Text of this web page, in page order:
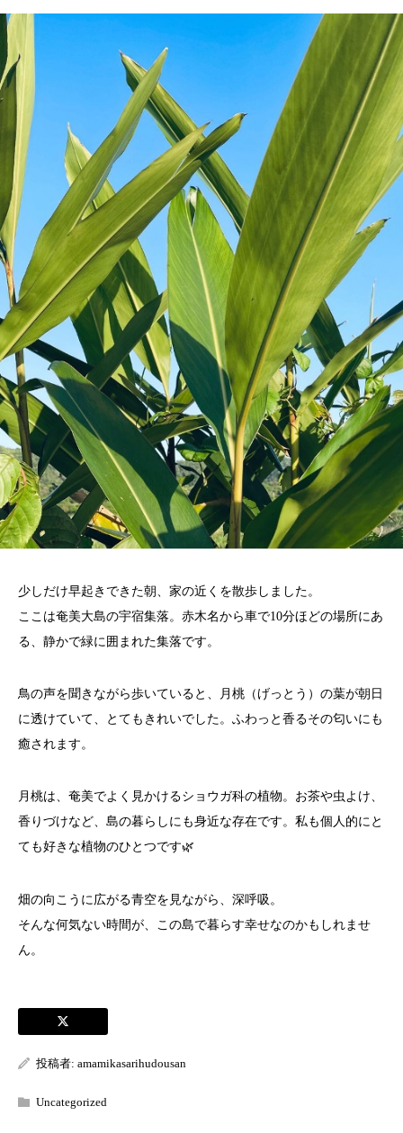
少しだけ早起きできた朝、家の近くを散歩しました。
ここは奄美大島の宇宿集落。赤木名から車で10分ほどの場所にあ
る、静かで緑に囲まれた集落です。
鳥の声を聞きながら歩いていると、月桃（げっとう）の葉が朝日
に透けていて、とてもきれいでした。ふわっと香るその匂いにも
癒されます。
月桃は、奄美でよく見かけるショウガ科の植物。お茶や虫よけ、
香りづけなど、島の暮らしにも身近な存在です。私も個人的にと
ても好きな植物のひとつです🌿
畑の向こうに広がる青空を見ながら、深呼吸。
そんな何気ない時間が、この島で暮らす幸せなのかもしれませ
ん。
投稿者: amamikasarihudousan
Uncategorized